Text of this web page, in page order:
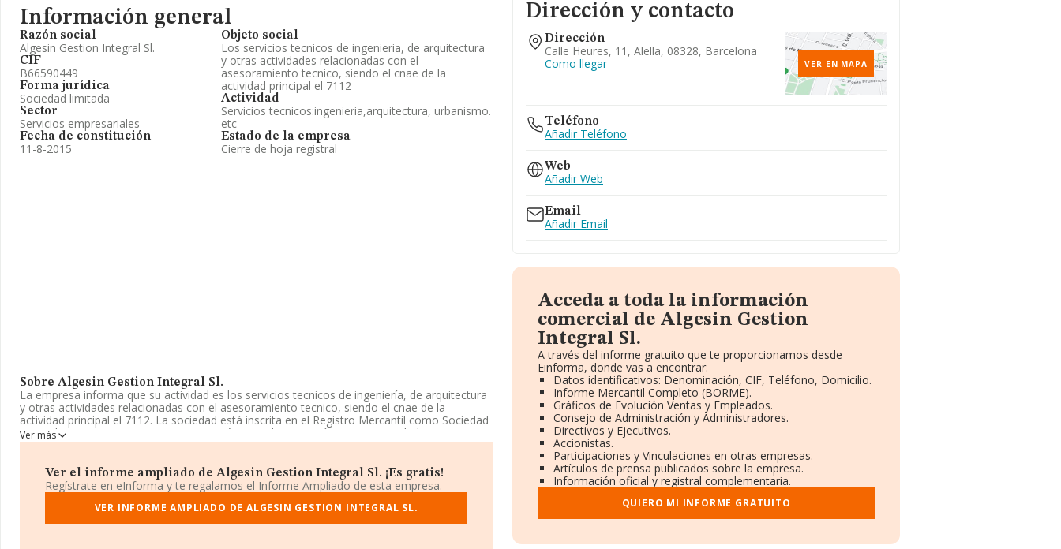
Información general
Razón social
Algesin Gestion Integral Sl.
CIF
B66590449
Forma jurídica
Sociedad limitada
Sector
Servicios empresariales
Fecha de constitución
11-8-2015
Objeto social
Los servicios tecnicos de ingenieria, de arquitectura
y otras actividades relacionadas con el
asesoramiento tecnico, siendo el cnae de la
actividad principal el 7112
Actividad
Servicios tecnicos:ingenieria,arquitectura, urbanismo.
etc
Estado de la empresa
Cierre de hoja registral
Sobre Algesin Gestion Integral Sl.
La empresa informa que su actividad es los servicios tecnicos de ingeniería, de arquitectura
y otras actividades relacionadas con el asesoramiento tecnico, siendo el cnae de la
actividad principal el 7112. La sociedad está inscrita en el Registro Mercantil como Sociedad
Limitada. Tiene CNAE: 7112 - 'Servicios técnicos de ingeniería y otras actividades
relacionadas con el asesoramiento técnico'. No realiza actividad de importación y/o
La sociedad españolaAlgesin Gestión Integral S.L, con NIF B66590449, tiene domicilio
fiscal en Calle Heures núm. 11, (08328), Alella, en Barcelona, Cataluña.
En relación con el sector y disponiendo de los datos de hasta 41.818 empresas, la
Ver más
Ver el informe ampliado de Algesin Gestion Integral Sl. ¡Es gratis!
Regístrate en eInforma y te regalamos el Informe Ampliado de esta empresa.
VER INFORME AMPLIADO DE ALGESIN GESTION INTEGRAL SL.
Dirección y contacto
Dirección
Calle Heures, 11, Alella, 08328, Barcelona
Como llegar
VER EN MAPA
Teléfono
Añadir Teléfono
Web
Añadir Web
Email
Añadir Email
Acceda a toda la información
comercial de Algesin Gestion
Integral Sl.
A través del informe gratuito que te proporcionamos desde
Einforma, donde vas a encontrar:
Datos identificativos: Denominación, CIF, Teléfono, Domicilio.
Informe Mercantil Completo (BORME).
Gráficos de Evolución Ventas y Empleados.
Consejo de Administración y Administradores.
Directivos y Ejecutivos.
Accionistas.
Participaciones y Vinculaciones en otras empresas.
Artículos de prensa publicados sobre la empresa.
Información oficial y registral complementaria.
QUIERO MI INFORME GRATUITO